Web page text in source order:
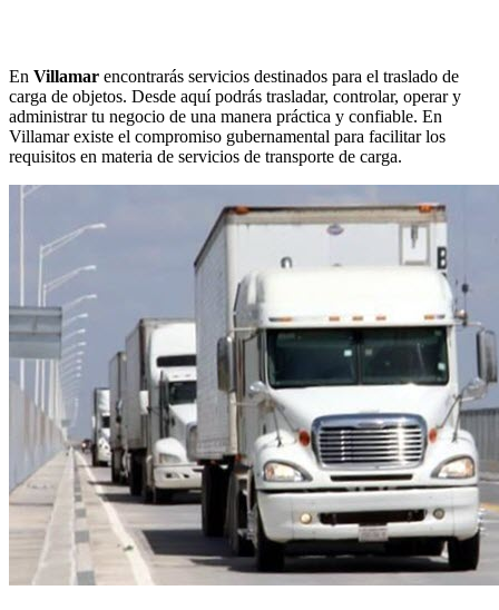
En Villamar encontrarás servicios destinados para el traslado de
carga de objetos. Desde aquí podrás trasladar, controlar, operar y
administrar tu negocio de una manera práctica y confiable. En
Villamar existe el compromiso gubernamental para facilitar los
requisitos en materia de servicios de transporte de carga.